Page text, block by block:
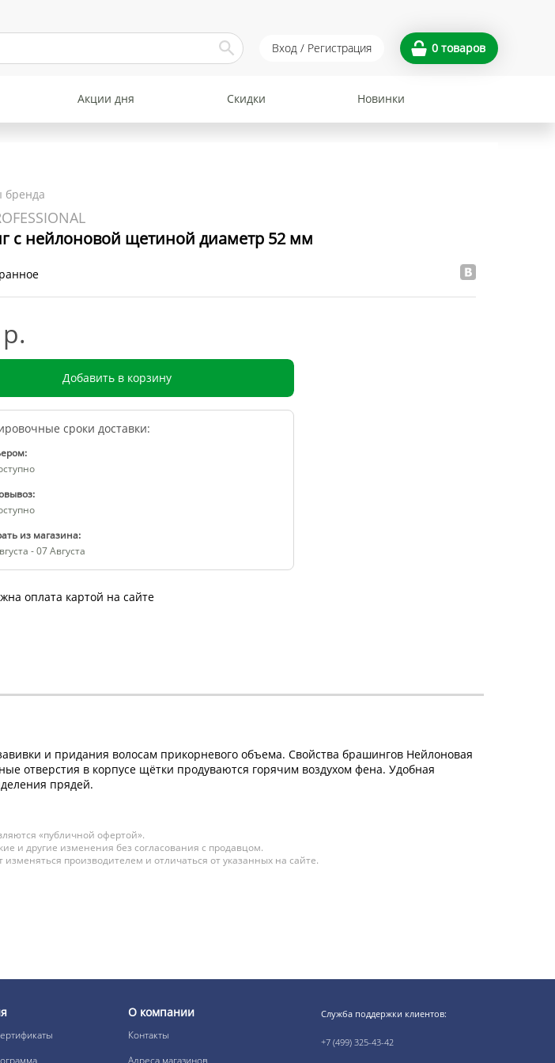
Вход / Регистрация 0 товаров
Акции дня Скидки Новинки
бренда
с нейлоновой щетиной диаметр 52 мм
Добавить в корзину
сроки доставки:
из магазина:
- 07 Августа
оплата картой на сайте
и придания волосам прикорневого объема. Свойства брашингов Нейлоновая
отверстия в корпусе щётки продуваются горячим воздухом фена. Удобная
прядей.
«публичной офертой».
и другие изменения без согласования с продавцом.
производителем и отличаться от указанных на сайте.
О компании
Контакты
Адреса магазинов
Служба поддержки клиентов:
+7 (499) 325-43-42